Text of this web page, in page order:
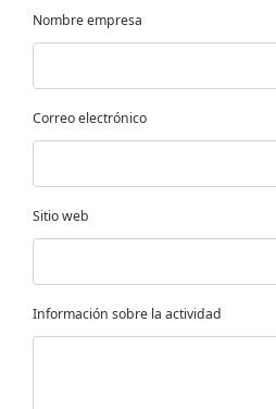
Nombre empresa
Correo electrónico
Sitio web
Información sobre la actividad